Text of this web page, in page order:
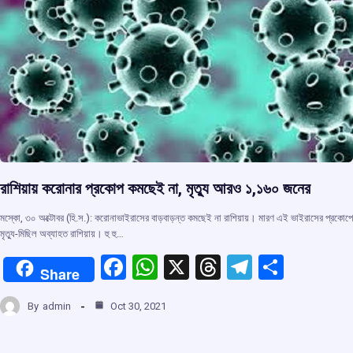
রাশিয়ায় করোনার প্রকোপ কমছেই না, মৃত্যু আরও ১,১৬০ জনের
মস্কো, ৩০ অক্টোবর (হি.স.): করোনাভাইরাসের বাড়বাড়ন্ত কমছেই না রাশিয়ায়। মারণ এই ভাইরাসের প্রকোপে
মৃত্যু-মিছিল অব্যাহত রাশিয়ায়। হু হু…
Share
F
ce
W
at
X
T
T
By admin Oct 30, 2021